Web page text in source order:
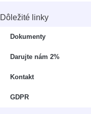
Dôležité linky
Dokumenty
Darujte nám 2%
Kontakt
GDPR